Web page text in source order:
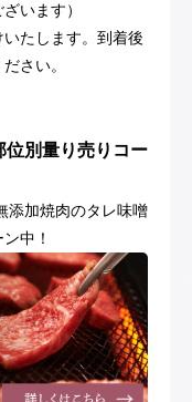
います）
たします。到着後
さい。
位別量り売りコー
添加焼肉のタレ味噌
中！